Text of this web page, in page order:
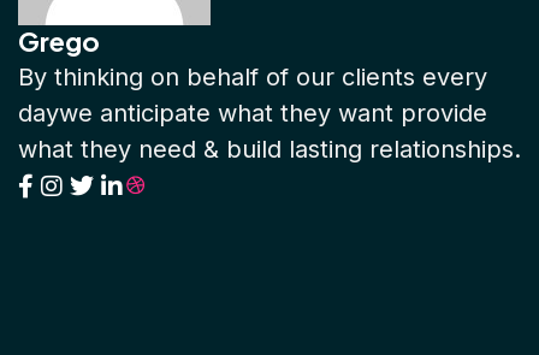
Grego
By thinking on behalf of our clients every
daywe anticipate what they want provide
what they need & build lasting relationships.